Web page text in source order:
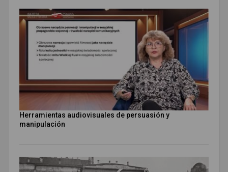
Herramientas audiovisuales de persuasión y
manipulación